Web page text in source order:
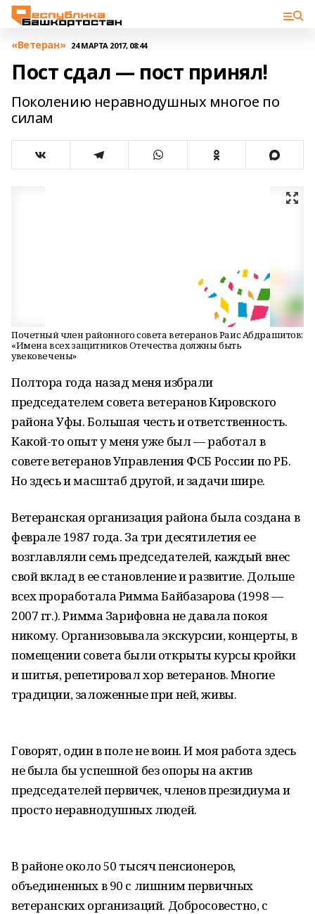
«Ветеран» 24 МАРТА 2017, 08:44
Пост сдал — пост принял!
Поколению неравнодушных многое по
силам
Почетный член районного совета ветеранов Раис Абдрашитов:
«Имена всех защитников Отечества должны быть
увековечены»
Полтора года назад меня избрали
председателем совета ветеранов Кировского
района Уфы. Большая честь и ответственность.
Какой-то опыт у меня уже был — работал в
совете ветеранов Управления ФСБ России по РБ.
Но здесь и масштаб другой, и задачи шире.
Ветеранская организация района была создана в
феврале 1987 года. За три десятилетия ее
возглавляли семь председателей, каждый внес
свой вклад в ее становление и развитие. Дольше
всех проработала Римма Байбазарова (1998 —
2007 гг.). Римма Зарифовна не давала покоя
никому. Организовывала экскурсии, концерты, в
помещении совета были открыты курсы кройки
и шитья, репетировал хор ветеранов. Многие
традиции, заложенные при ней, живы.
Говорят, один в поле не воин. И моя работа здесь
не была бы успешной без опоры на актив
председателей первичек, членов президиума и
просто неравнодушных людей.
В районе около 50 тысяч пенсионеров,
объединенных в 90 с лишним первичных
ветеранских организаций. Добросовестно, с